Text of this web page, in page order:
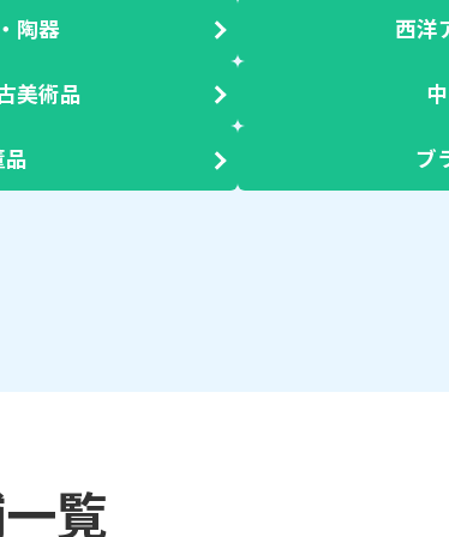
陶器 西洋
美術品
品 ブ
覧